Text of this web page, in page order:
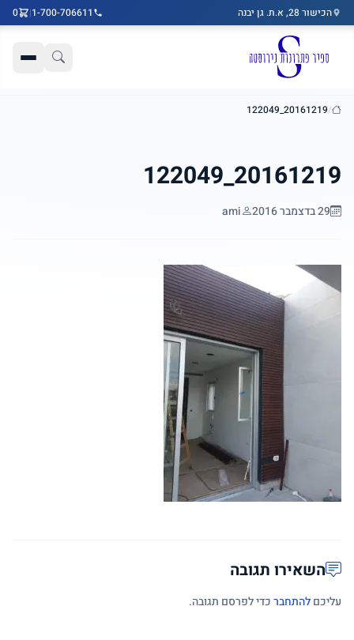
דלג לתוכן הראשי
הכישור 28, א.ת. גן יבנה 1-700-706611
|
0
בית
/
20161219_122049
20161219_122049
29 בדצמבר 2016 ami
השאירו תגובה
עליכםלהתחברכדי לפרסם תגובה.